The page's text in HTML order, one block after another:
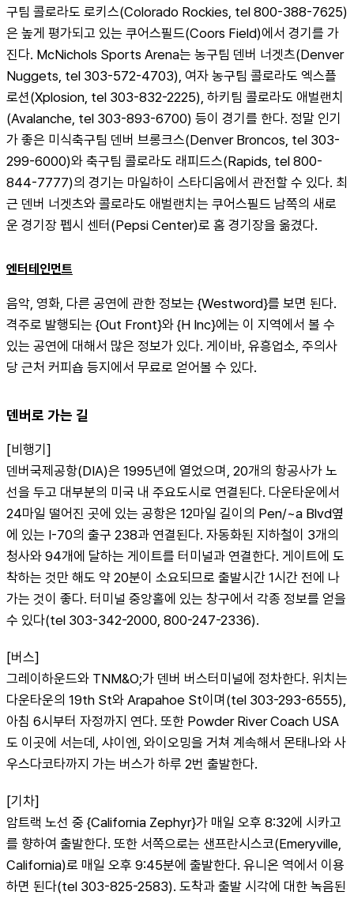
구팀 콜로라도 로키스(Colorado Rockies, tel 800-388-7625)
은 높게 평가되고 있는 쿠어스필드(Coors Field)에서 경기를 가
진다. McNichols Sports Arena는 농구팀 덴버 너겟츠(Denver
Nuggets, tel 303-572-4703), 여자 농구팀 콜로라도 엑스플
로션(Xplosion, tel 303-832-2225), 하키팀 콜로라도 애벌랜치
(Avalanche, tel 303-893-6700) 등이 경기를 한다. 정말 인기
가 좋은 미식축구팀 덴버 브롱크스(Denver Broncos, tel 303-
299-6000)와 축구팀 콜로라도 래피드스(Rapids, tel 800-
844-7777)의 경기는 마일하이 스타디움에서 관전할 수 있다. 최
근 덴버 너겟츠와 콜로라도 애벌랜치는 쿠어스필드 남쪽의 새로
운 경기장 펩시 센터(Pepsi Center)로 홈 경기장을 옮겼다.
엔터테인먼트
음악, 영화, 다른 공연에 관한 정보는 {Westword}를 보면 된다.
격주로 발행되는 {Out Front}와 {H Inc}에는 이 지역에서 볼 수
있는 공연에 대해서 많은 정보가 있다. 게이바, 유흥업소, 주의사
당 근처 커피숍 등지에서 무료로 얻어볼 수 있다.
덴버로 가는 길
[비행기]
덴버국제공항(DIA)은 1995년에 열었으며, 20개의 항공사가 노
선을 두고 대부분의 미국 내 주요도시로 연결된다. 다운타운에서
24마일 떨어진 곳에 있는 공항은 12마일 길이의 Pen/~a Blvd옆
에 있는 I-70의 출구 238과 연결된다. 자동화된 지하철이 3개의
청사와 94개에 달하는 게이트를 터미널과 연결한다. 게이트에 도
착하는 것만 해도 약 20분이 소요되므로 출발시간 1시간 전에 나
가는 것이 좋다. 터미널 중앙홀에 있는 창구에서 각종 정보를 얻을
수 있다(tel 303-342-2000, 800-247-2336).
[버스]
그레이하운드와 TNM&O;가 덴버 버스터미널에 정차한다. 위치는
다운타운의 19th St와 Arapahoe St이며(tel 303-293-6555),
아침 6시부터 자정까지 연다. 또한 Powder River Coach USA
도 이곳에 서는데, 샤이엔, 와이오밍을 거쳐 계속해서 몬태나와 사
우스다코타까지 가는 버스가 하루 2번 출발한다.
[기차]
암트랙 노선 중 {California Zephyr}가 매일 오후 8:32에 시카고
를 향하여 출발한다. 또한 서쪽으로는 샌프란시스코(Emeryville,
California)로 매일 오후 9:45분에 출발한다. 유니온 역에서 이용
하면 된다(tel 303-825-2583). 도착과 출발 시각에 대한 녹음된